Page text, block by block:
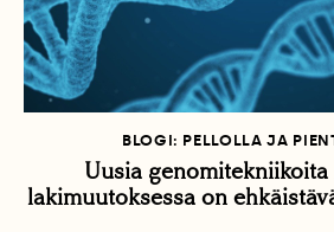
BLOGI: PELLOLLA JA
Uusia genomitekniikoita
lakimuutoksessa on